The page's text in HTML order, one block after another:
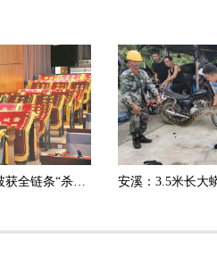
返赃2000万 泉州警方破获全链条“杀猪盘”诈骗团伙